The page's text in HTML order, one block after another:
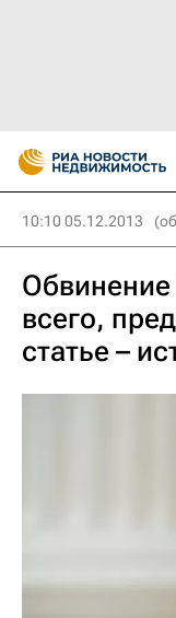
10:10 05.12.2013
всего,
статье –